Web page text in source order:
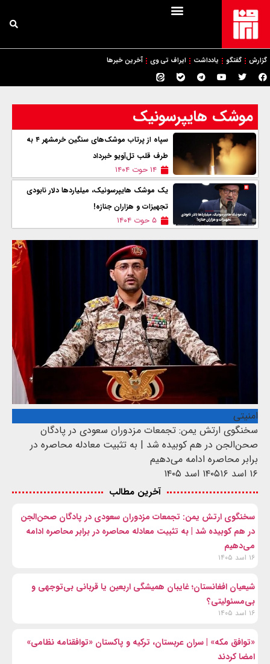
گزارش گفتگو یادداشت ایراف تی وی آخرین خبرها
موشک هایپرسونیک
سپاه از پرتاب موشک‌های سنگین خرمشهر ۴ به
طرف قلب تل‌آویو خبرداد
۱۴ حوت ۱۴۰۴
یک موشک هایپرسونیک، میلیاردها دلار نابودی
تجهیزات و هزاران جنازه!
۵ حوت ۱۴۰۴
امنیتی
سخنگوی ارتش یمن: تجمعات مزدوران سعودی در پادگان
صحن‌الجن در هم کوبیده شد | به تثبیت معادله محاصره در
برابر محاصره ادامه می‌دهیم
۱۶ اسد ۱۴۰۵
۱۶ اسد ۱۴۰۵
آخرین مطالب
سخنگوی ارتش یمن: تجمعات مزدوران سعودی در پادگان صحن‌الجن
در هم کوبیده شد | به تثبیت معادله محاصره در برابر محاصره ادامه
می‌دهیم
۱۶ اسد ۱۴۰۵
شیعیان افغانستان؛ غایبان همیشگی اربعین یا قربانی بی‌توجهی و
بی‌مسئولیتی؟
۱۶ اسد ۱۴۰۵
«توافق مکه» | سران عربستان، ترکیه و پاکستان «توافقنامه نظامی»
امضا کردند